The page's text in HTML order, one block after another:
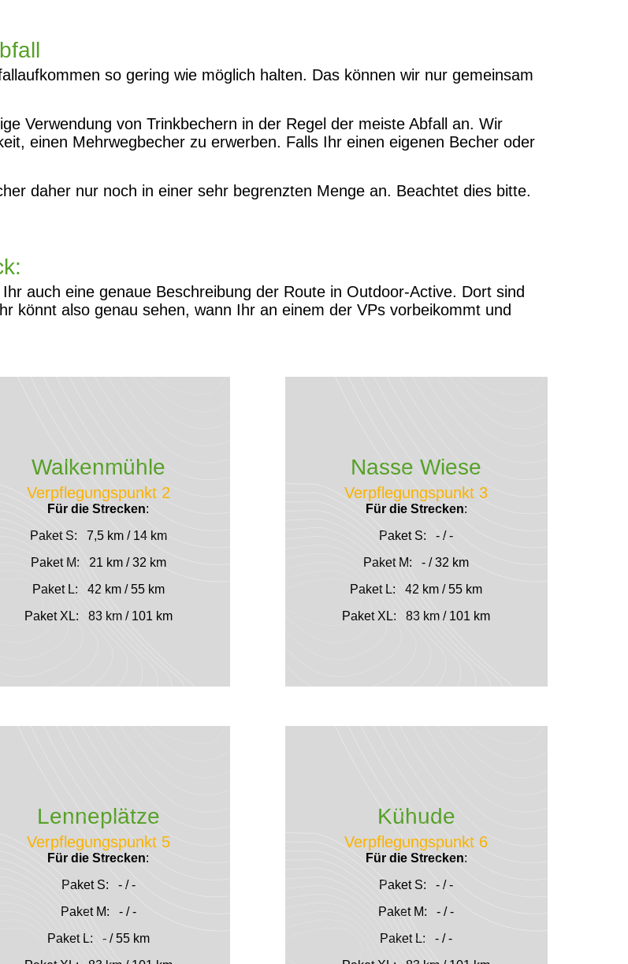
so gering wie möglich halten. Das können wir nur gemeinsam
Verwendung von Trinkbechern in der Regel der meiste Abfall an. Wir
einen Mehrwegbecher zu erwerben. Falls Ihr einen eigenen Becher oder
daher nur noch in einer sehr begrenzten Menge an. Beachtet dies bitte.
auch eine genaue Beschreibung der Route in Outdoor-Active. Dort sind
könnt also genau sehen, wann Ihr an einem der VPs vorbeikommt und
Walkenmühle
Verpflegungspunkt 2
Für die Strecken:
Paket S: 7,5 km / 14 km
Paket M: 21 km / 32 km
Paket L: 42 km / 55 km
Paket XL: 83 km / 101 km
Nasse Wiese
Verpflegungspunkt 3
Für die Strecken:
Paket S: - / -
Paket M: - / 32 km
Paket L: 42 km / 55 km
Paket XL: 83 km / 101 km
Lenneplätze
Verpflegungspunkt 5
Für die Strecken:
Paket S: - / -
Paket M: - / -
Paket L: - / 55 km
Kühude
Verpflegungspunkt 6
Für die Strecken:
Paket S: - / -
Paket M: - / -
Paket L: - / -